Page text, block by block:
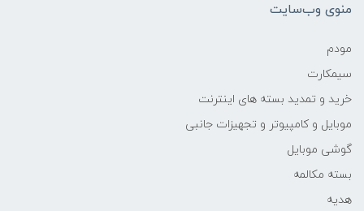
منوی وب‌سایت
مودم
سیمکارت
خرید و تمدید بسته های اینترنت
موبایل و کامپیوتر و تجهیزات جانبی
گوشی موبایل
بسته مکالمه
هدیه